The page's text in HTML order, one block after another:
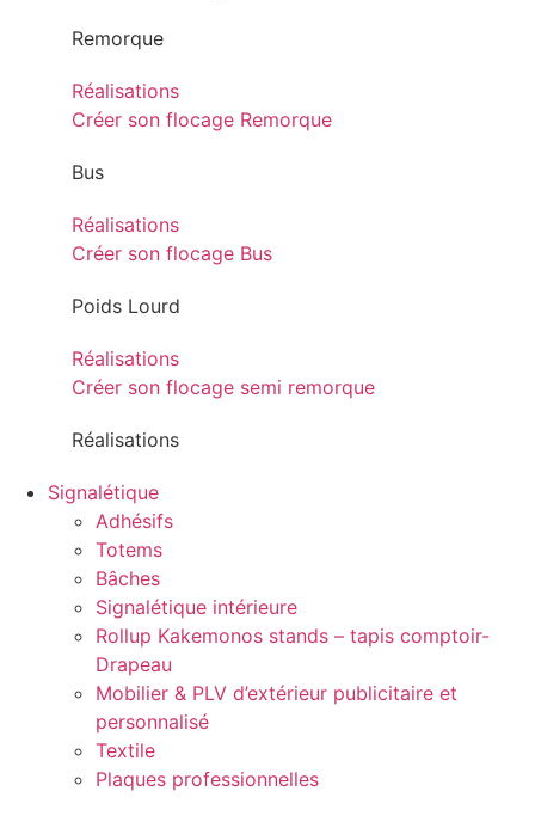
Remorque
Réalisations
Créer son flocage Remorque
Bus
Réalisations
Créer son flocage Bus
Poids Lourd
Réalisations
Créer son flocage semi remorque
Réalisations
Signalétique
Adhésifs
Totems
Bâches
Signalétique intérieure
Rollup Kakemonos stands – tapis comptoir-
Drapeau
Mobilier & PLV d’extérieur publicitaire et
personnalisé
Textile
Plaques professionnelles